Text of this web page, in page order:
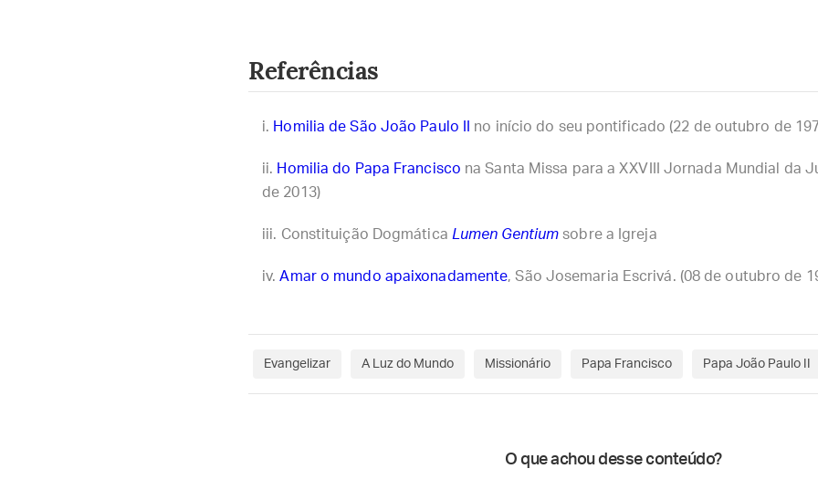
Referências
Homilia de São João Paulo II no início do seu pontificado (22 de outubro de
Homilia do Papa Francisco na Santa Missa para a XXVIII Jornada Mundial da
de 2013)
Constituição Dogmática Lumen Gentium sobre a Igreja
Amar o mundo apaixonadamente, São Josemaria Escrivá. (08 de outubro de
Evangelizar A Luz do Mundo Missionário Papa Francisco Papa João Paulo II
O que achou desse conteúdo?